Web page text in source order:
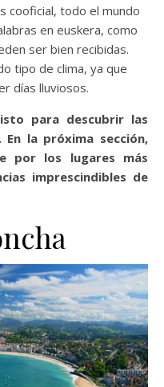
cooficial, todo el mundo
en euskera, como
ser bien recibidas.
tipo de clima, ya que
días lluviosos.
para descubrir las
En la próxima sección,
por los lugares más
imprescindibles de